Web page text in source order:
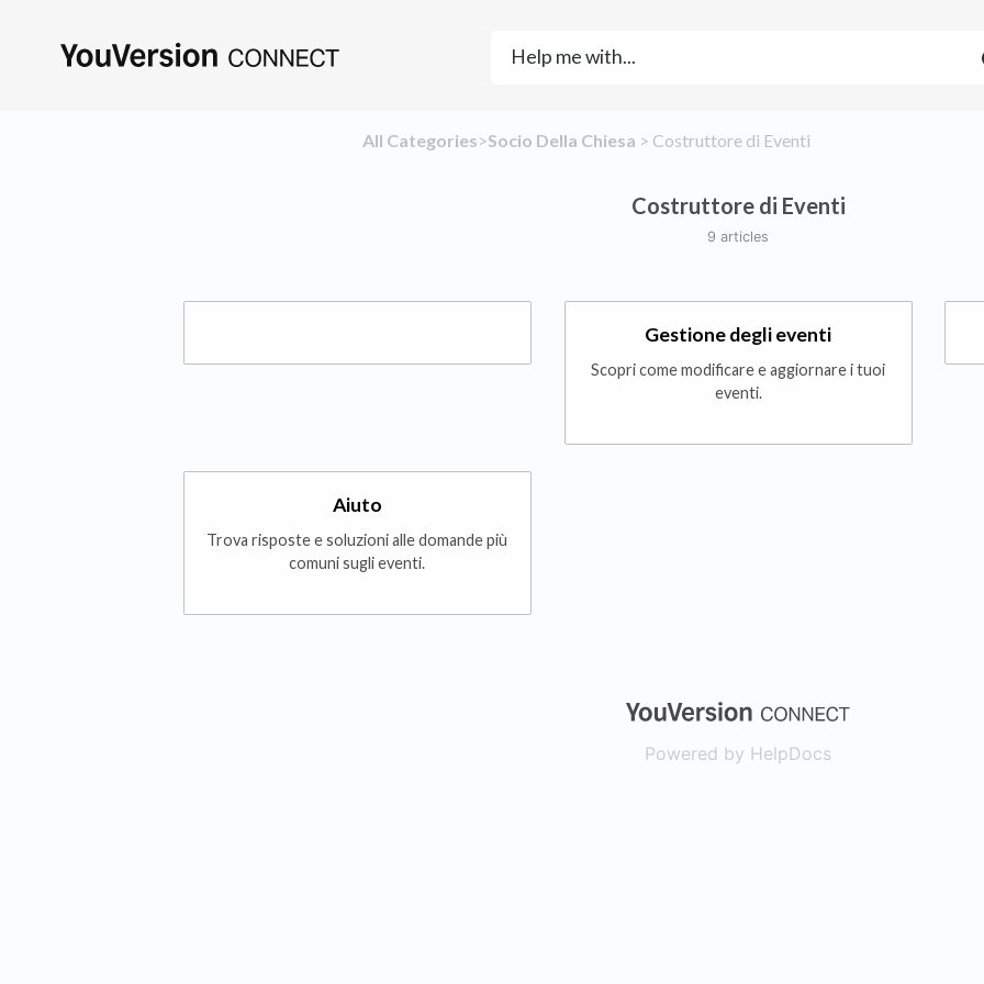
All Categories​>​​Socio Della Chiesa ​ > ​ ​Costruttore di Eventi
Costruttore di Eventi
9 articles
Gestione degli eventi
Scopri come modificare e aggiornare i tuoi
eventi.
Aiuto
Trova risposte e soluzioni alle domande più
comuni sugli eventi.
(opens in a new
Powered by HelpDocs